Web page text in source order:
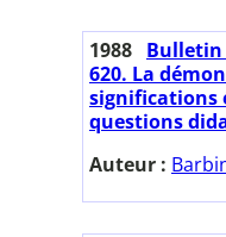
1988 Bulletin
620. La
significations
questions
Auteur :